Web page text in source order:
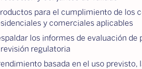
para el cumplimiento de los
y comerciales aplicables
los informes de evaluación de
regulatoria
basada en el uso previsto,